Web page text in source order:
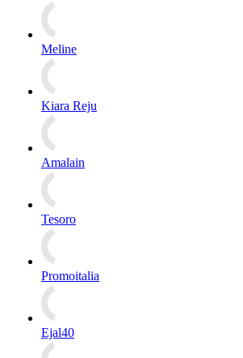
Meline
Kiara Reju
Amalain
Tesoro
Promoitalia
Ejal40